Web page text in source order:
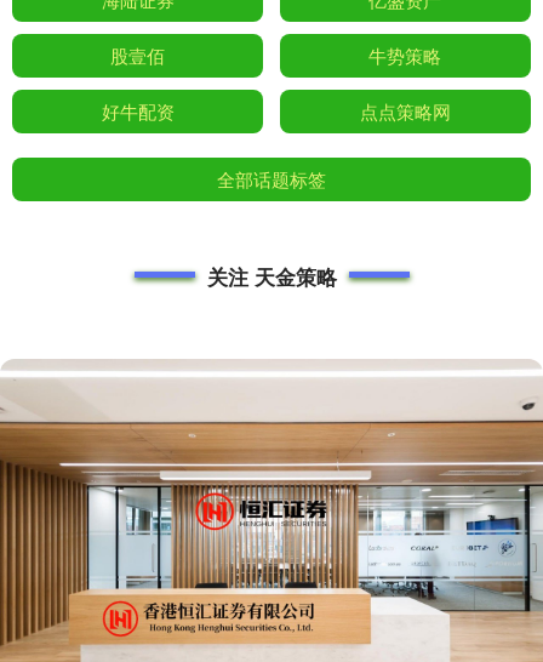
股壹佰 牛势策略
好牛配资 点点策略网
全部话题标签
关注 天金策略